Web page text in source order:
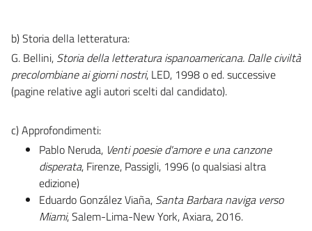
b) Storia della letteratura:
G. Bellini, Storia della letteratura ispanoamericana. Dalle civiltà
precolombiane ai giorni nostri, LED, 1998 o ed. successive
(pagine relative agli autori scelti dal candidato).
c) Approfondimenti:
Pablo Neruda, Venti poesie d'amore e una canzone
disperata, Firenze, Passigli, 1996 (o qualsiasi altra
edizione)
Eduardo González Viaña, Santa Barbara naviga verso
Miami, Salem-Lima-New York, Axiara, 2016.